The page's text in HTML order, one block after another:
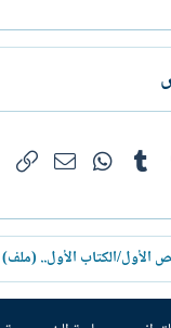
Pinterest
Tumblr
WhatsApp
الأول/الكتاب الأول.. (ملف)